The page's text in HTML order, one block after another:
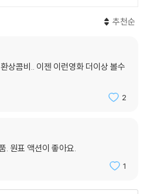
추천순
상콤비.. 이젠 이런영화 더이상 볼수
2
. 원표 액션이 좋아요.
1